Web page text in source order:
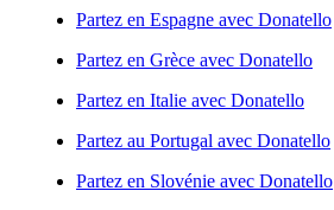
Partez en Espagne avec Donatello
Partez en Grèce avec Donatello
Partez en Italie avec Donatello
Partez au Portugal avec Donatello
Partez en Slovénie avec Donatello